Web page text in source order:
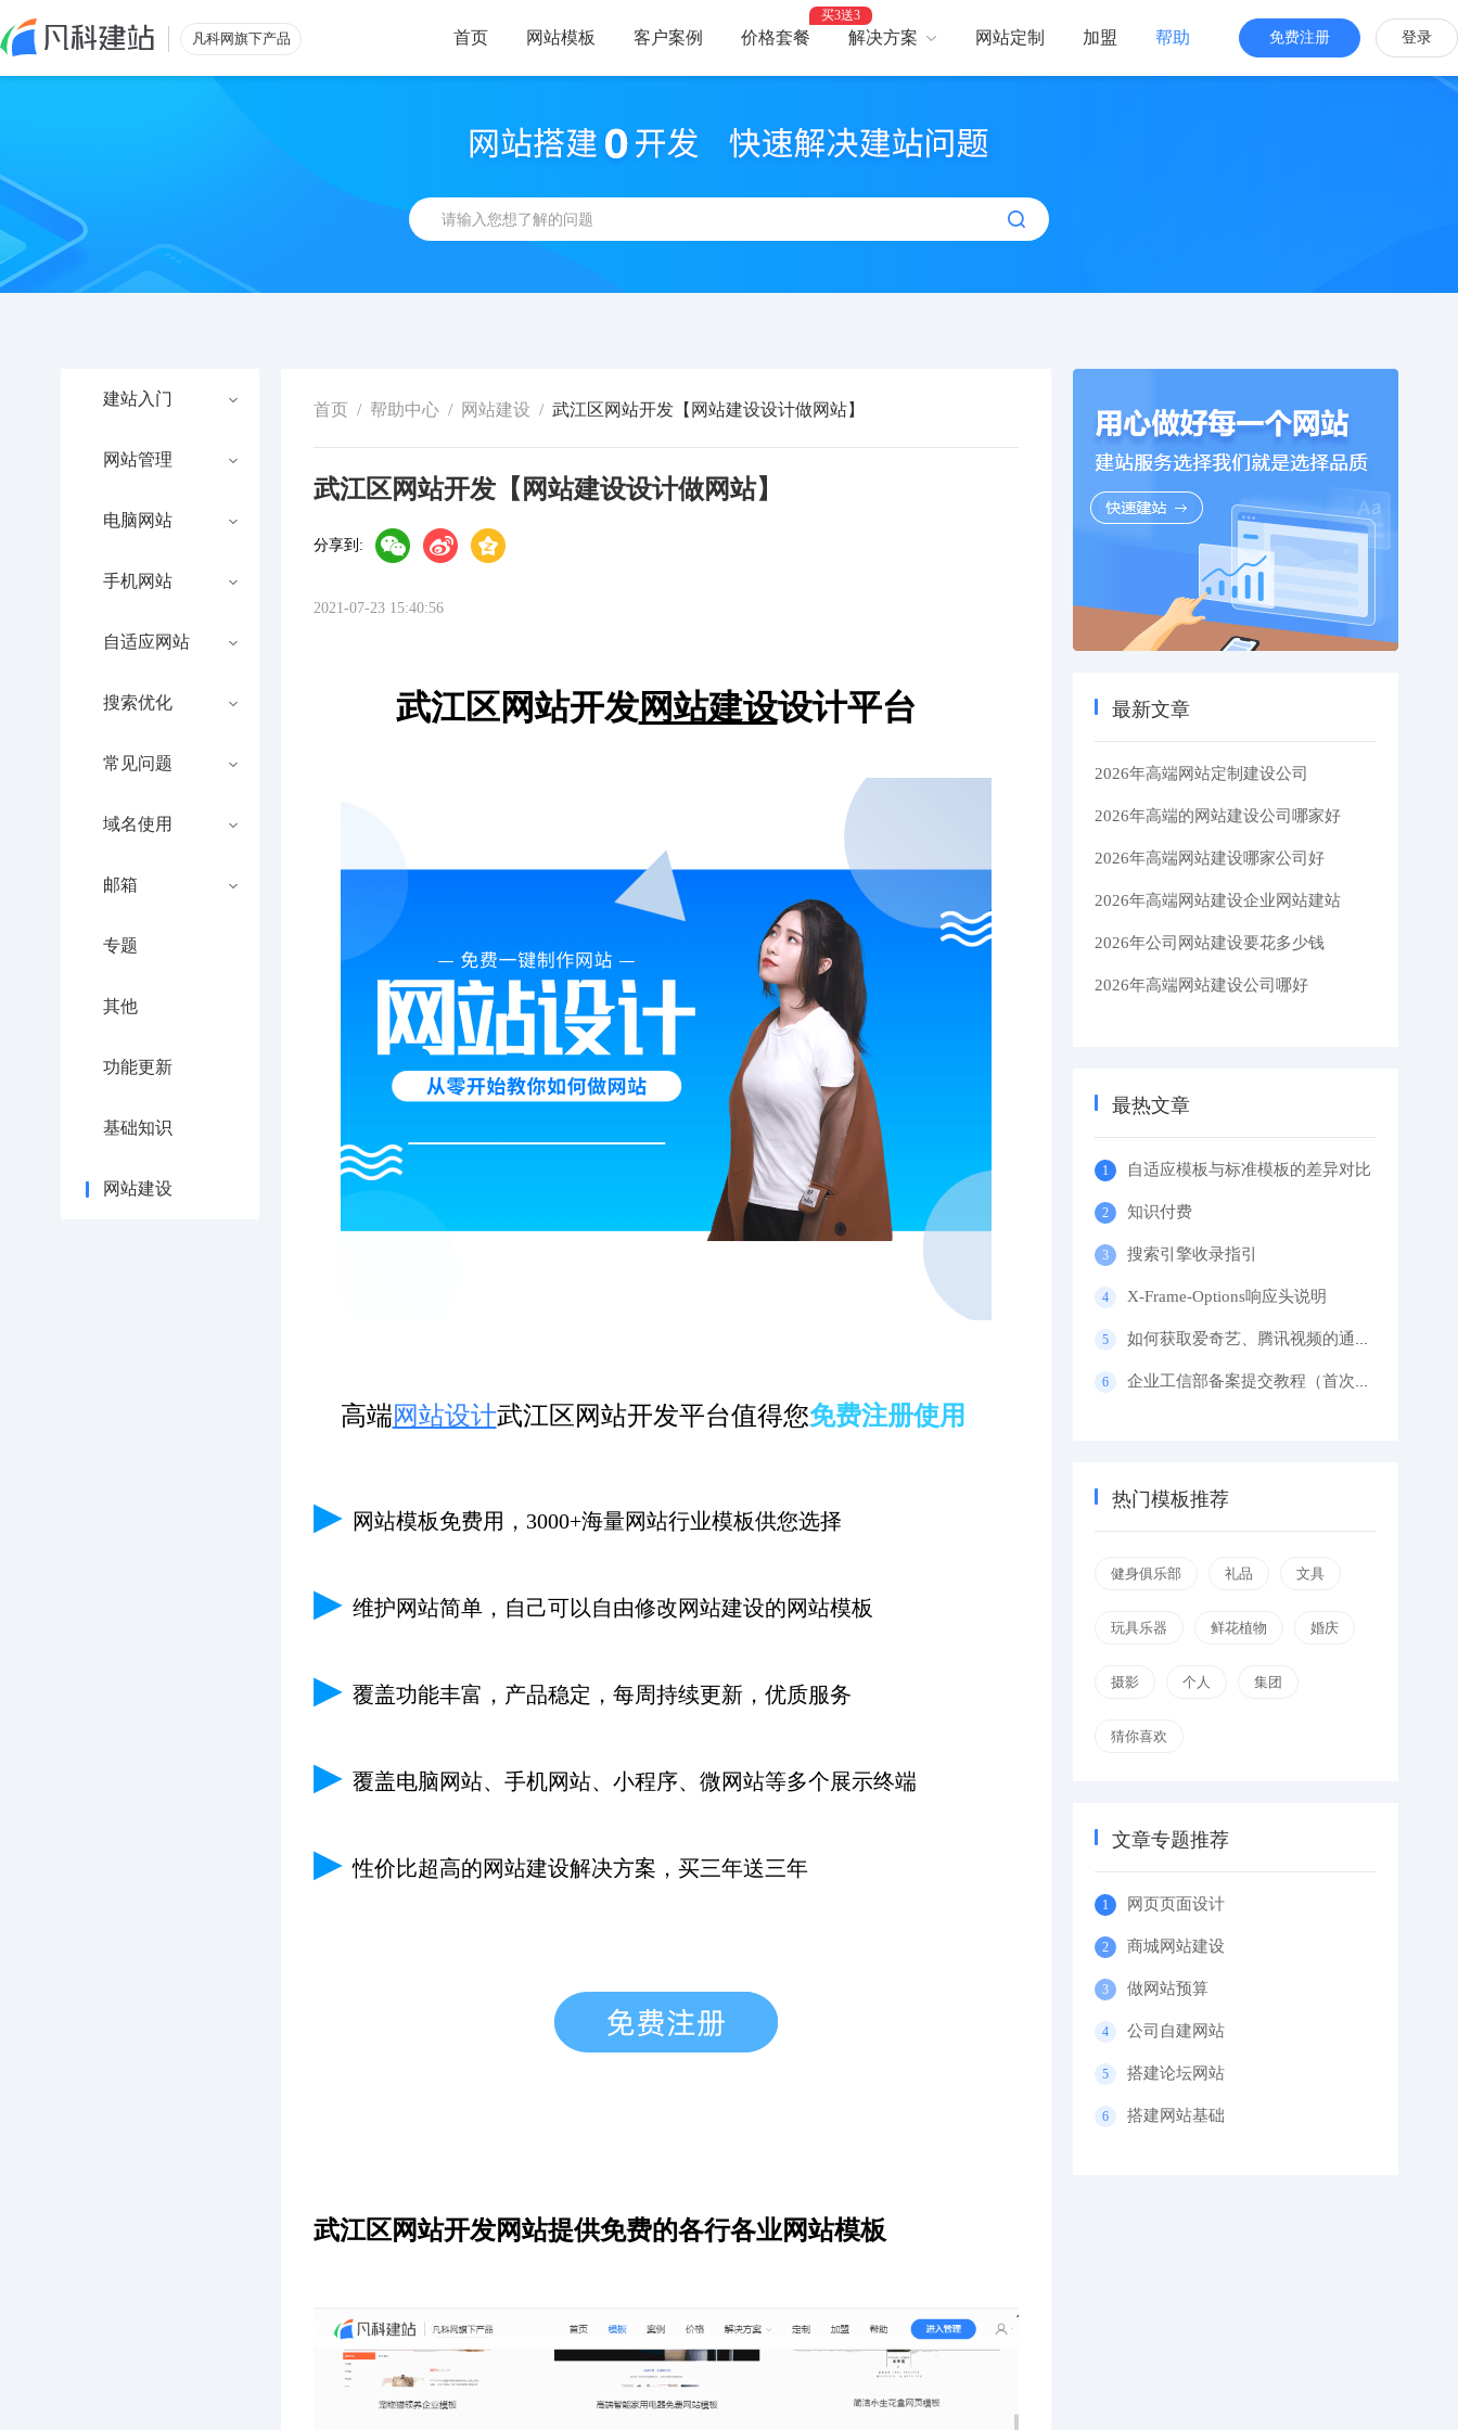
凡科网旗下产品 免费注册 登录
首页 网站模板 客户案例 价格套餐
买3送3
解决方案
智能建站，高效优化 助力品牌出海
开启全新交互体验
网站定制 加盟 帮助
建站入门
网站管理
电脑网站
手机网站
自适应网站
搜索优化
常见问题
域名使用
邮箱
专题
其他
功能更新
基础知识
网站建设
首页 / 帮助中心 / 网站建设 / 武江区网站开发【网站建设设计做网站】
武江区网站开发【网站建设设计做网站】
分享到:
2021-07-23 15:40:56
武江区网站开发网站建设设计平台
高端网站设计武江区网站开发平台值得您免费注册使用
▶ 网站模板免费用，3000+海量网站行业模板供您选择
▶ 维护网站简单，自己可以自由修改网站建设的网站模板
▶ 覆盖功能丰富，产品稳定，每周持续更新，优质服务
▶ 覆盖电脑网站、手机网站、小程序、微网站等多个展示终端
▶性价比超高的网站建设解决方案，买三年送三年
武江区网站开发网站提供免费的各行各业网站模板
最新文章
2026年高端网站定制建设公司
2026年高端的网站建设公司哪家好
2026年高端网站建设哪家公司好
2026年高端网站建设企业网站建站
2026年公司网站建设要花多少钱
2026年高端网站建设公司哪好
最热文章
自适应模板与标准模板的差异对比
知识付费
搜索引擎收录指引
X-Frame-Options响应头说明
如何获取爱奇艺、腾讯视频的通用代码？
企业工信部备案提交教程（首次备案）
热门模板推荐
健身俱乐部 礼品 文具
玩具乐器 鲜花植物 婚庆
摄影 个人 集团
猜你喜欢
文章专题推荐
网页页面设计
商城网站建设
做网站预算
公司自建网站
搭建论坛网站
搭建网站基础